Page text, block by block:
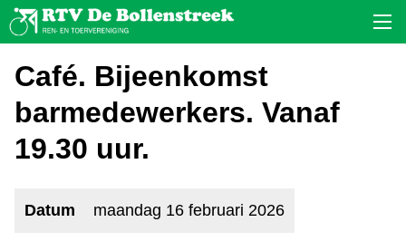
Café. Bijeenkomst
barmedewerkers. Vanaf
19.30 uur.
Datum maandag 16 februari 2026